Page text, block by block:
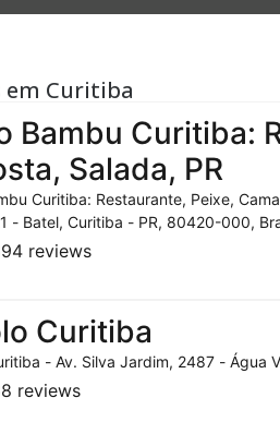
em Curitiba
Bambu Curitiba:
Salada, PR
Curitiba: Restaurante, Peixe,
- Batel, Curitiba - PR, 80420-000,
reviews
Curitiba
- Av. Silva Jardim, 2487 - Água
reviews